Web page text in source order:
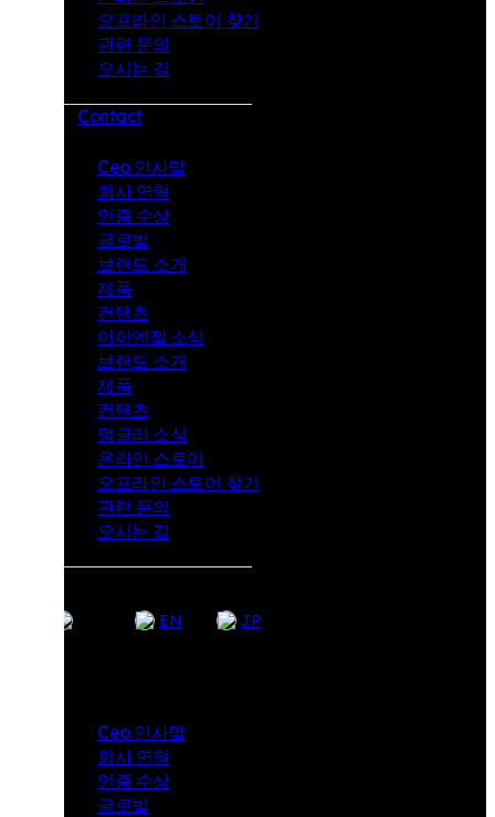
오프라인 스토어 찾기
관련 문의
오시는 길
Contact
Ceo 인사말
회사 연혁
인증 수상
글로벌
브랜드 소개
제품
컨텐츠
아이엔젤 소식
브랜드 소개
제품
컨텐츠
멍글리 소식
온라인 스토어
오프라인 스토어 찾기
관련 문의
오시는 길
EN JP
Ceo 인사말
회사 연혁
인증 수상
글로벌
련
문
시
는
길